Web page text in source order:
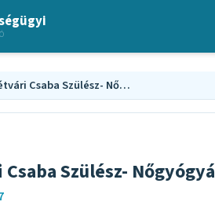
Dr. Rétvári Csaba Szülész- Nőgyógyász Baranya megye
Szülész-